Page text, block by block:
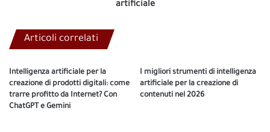
dell'intelligenza
artificiale
Articoli correlati
Intelligenza artificiale per la
creazione di prodotti digitali: come
trarre profitto da Internet? Con
ChatGPT e Gemini
I migliori strumenti di intelligenza
artificiale per la creazione di
contenuti nel 2026